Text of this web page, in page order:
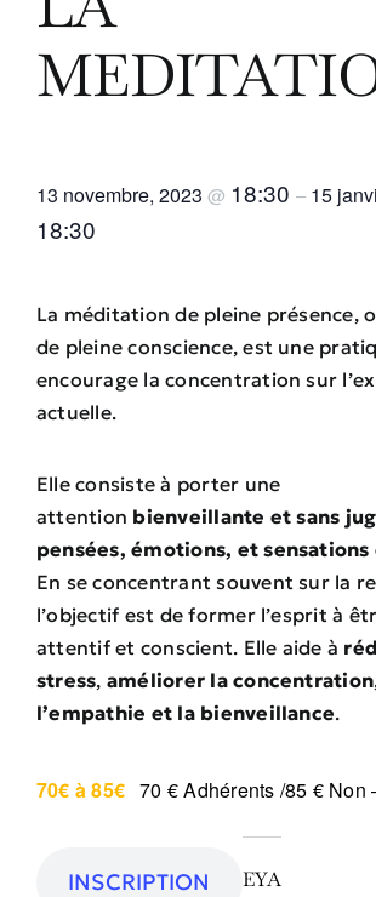
13 novembre, 2023 @ 18:30 – 15
18:30
La méditation de pleine présence,
de pleine conscience, est une
encourage la concentration sur
actuelle.
Elle consiste à porter une
attention bienveillante et sans
pensées, émotions, et
En se concentrant souvent sur la
l’objectif est de former l’esprit à
attentif et conscient. Elle aide à
stress, améliorer la concentration
l’empathie et la bienveillance.
70€ à 85€ 70 € Adhérents /85 € Non
INSCRIPTION EYA